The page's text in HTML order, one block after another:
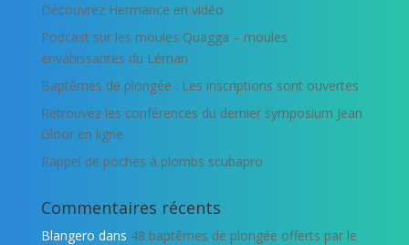
Découvrez Hermance en vidéo
Podcast sur les moules Quagga – moules
envahissantes du Léman
Baptêmes de plongée : Les inscriptions sont ouvertes
Retrouvez les conférences du dernier symposium Jean
Gloor en ligne
Rappel de poches à plombs scubapro
Commentaires récents
Blangero dans 48 baptêmes de plongée offerts par le